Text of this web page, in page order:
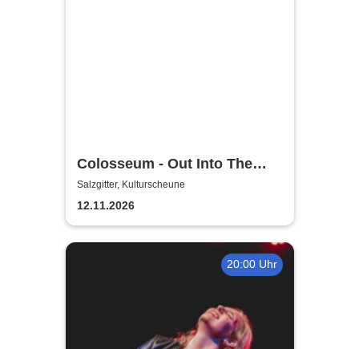
Colosseum - Out Into The
Fields
Salzgitter, Kulturscheune
12.11.2026
20:00 Uhr